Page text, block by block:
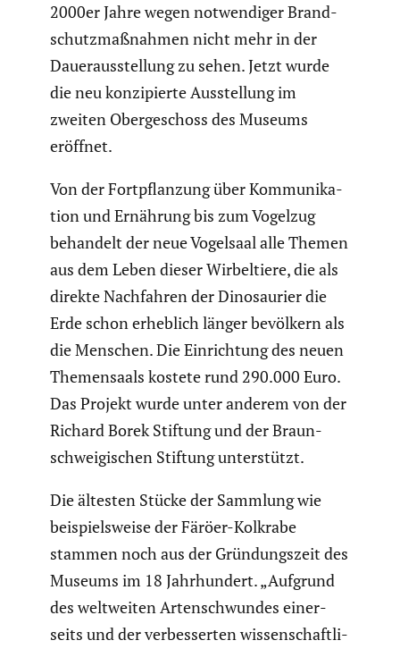
2000er Jahre wegen notwen­diger Brand­
schutz­maß­nahmen nicht mehr in der
Dauer­aus­stel­lung zu sehen. Jetzt wurde
die neu konzi­pierte Ausstel­lung im
zweiten Oberge­schoss des Museums
eröffnet.
Von der Fortpflan­zung über Kommu­ni­ka­
tion und Ernährung bis zum Vogelzug
behandelt der neue Vogelsaal alle Themen
aus dem Leben dieser Wirbel­tiere, die als
direkte Nachfahren der Dinosau­rier die
Erde schon erheblich länger bevölkern als
die Menschen. Die Einrich­tung des neuen
Themen­saals kostete rund 290.000 Euro.
Das Projekt wurde unter anderem von der
Richard Borek Stiftung und der Braun­
schwei­gi­schen Stiftung unter­stützt.
Die ältesten Stücke der Sammlung wie
beispiels­weise der Färöer-Kolkrabe
stammen noch aus der Gründungs­zeit des
Museums im 18 Jahrhun­dert. „Aufgrund
des weltweiten Arten­schwundes einer­
seits und der verbes­serten wissen­schaft­li­